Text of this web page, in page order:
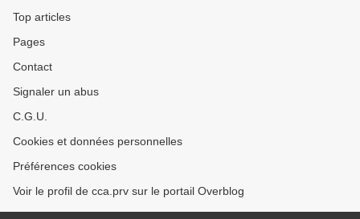
Top articles
Pages
Contact
Signaler un abus
C.G.U.
Cookies et données personnelles
Préférences cookies
Voir le profil de cca.prv sur le portail Overblog